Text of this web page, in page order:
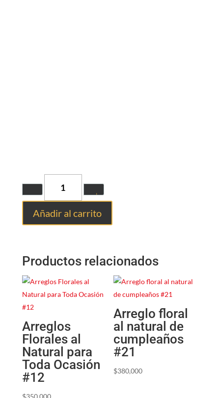
Añadir al carrito
Productos relacionados
Arreglos
Florales al
Natural para
Toda Ocasión
#12
Arreglo floral
al natural de
cumpleaños
#21
$380,000